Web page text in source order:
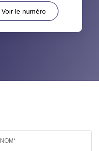
Voir le numéro
NOM*